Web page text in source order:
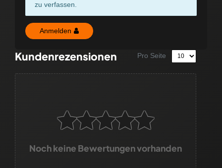
zu verfassen.
Anmelden
Kundenrezensionen Pro Seite
Noch keine Bewertungen vorhanden